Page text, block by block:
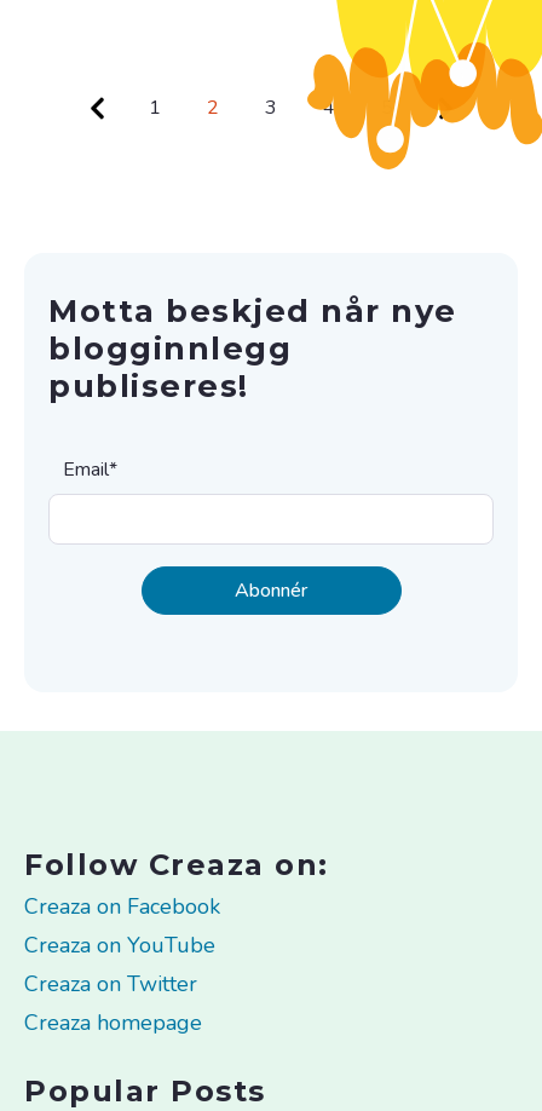
1 2 3 4 5
Motta beskjed når nye
blogginnlegg
publiseres!
Email*
Follow Creaza on:
Creaza on Facebook
Creaza on YouTube
Creaza on Twitter
Creaza homepage
Popular Posts